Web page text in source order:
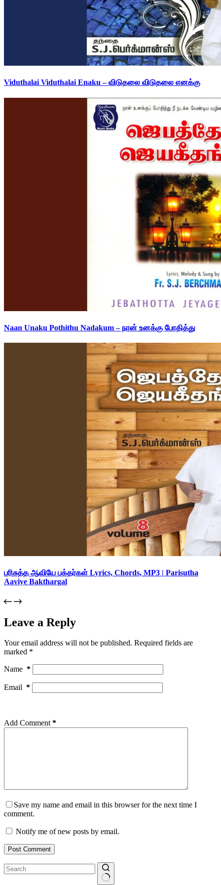
Viduthalai Viduthalai Enaku – விடுதலை விடுதலை எனக்கு
Naan Unaku Pothithu Nadakum – நான் உனக்கு போதித்து
பரிசுத்த ஆவியே பக்தர்கள் Lyrics, Chords, MP3 | Parisutha
Aaviye Bakthargal
Leave a Reply
Your email address will not be published. Required fields are
marked *
Name *
Email *
Add Comment*
Save my name and email in this browser for the next time I
comment.
Notify me of new posts by email.
Post Comment